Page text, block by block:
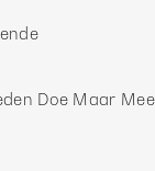
Doe Maar Mee